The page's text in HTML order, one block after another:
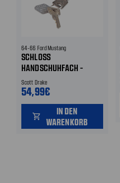
64-66 Ford Mustang
SCHLOSS
HANDSCHUHFACH -
DELUXE
INNENAUSSTATTUNG 65
GT UND PONY 66 ALLE
Scott Drake
54,99€
shopping_cart
IN DEN
WARENKORB